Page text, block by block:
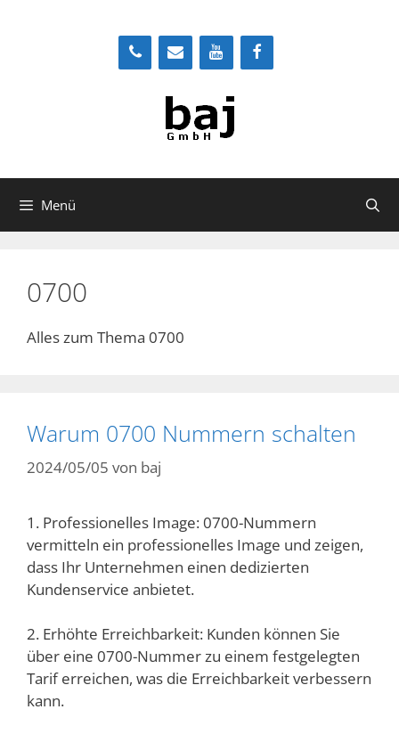
Menü
0700
Alles zum Thema 0700
Warum 0700 Nummern schalten
2024/05/05 von baj
1. Professionelles Image: 0700-Nummern
vermitteln ein professionelles Image und zeigen,
dass Ihr Unternehmen einen dedizierten
Kundenservice anbietet.
2. Erhöhte Erreichbarkeit: Kunden können Sie
über eine 0700-Nummer zu einem festgelegten
Tarif erreichen, was die Erreichbarkeit verbessern
kann.